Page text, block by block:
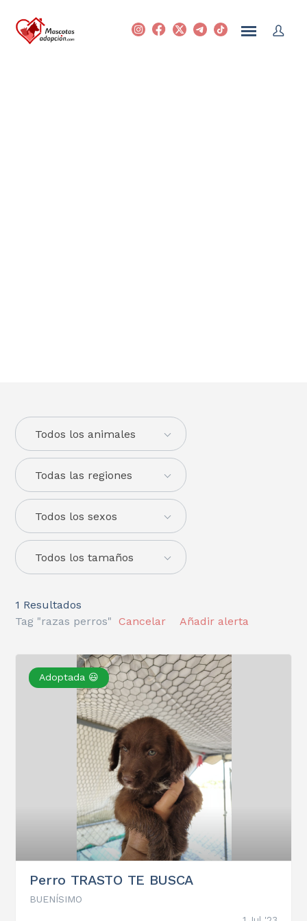
Todas las regiones
Todos los animales
Todos los sexos
Todos los tamaños
1 Resultados
Tag "razas perros"
Cancelar Añadir alerta
Adoptada 😃
Perro TRASTO TE BUSCA
BUENÍSIMO